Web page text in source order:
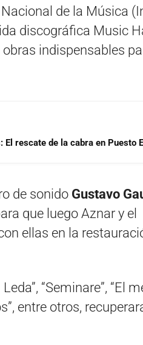
de la Música
discográfica Music
indispensables
rescate de la cabra en Puesto
de sonido Gustavo
que luego Aznar y el
ellas en la
“Seminare”, “El
entre otros,